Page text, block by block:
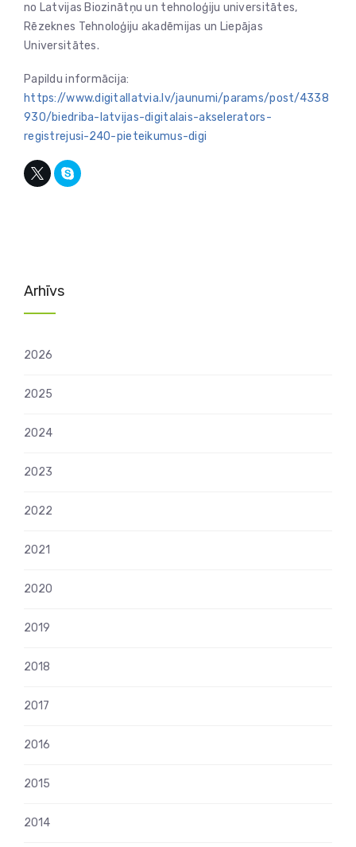
no Latvijas Biozinātņu un tehnoloģiju universitātes,
Rēzeknes Tehnoloģiju akadēmijas un Liepājas
Universitātes.
Papildu informācija:
https://www.digitallatvia.lv/jaunumi/params/post/4338
930/biedriba-latvijas-digitalais-akselerators-
registrejusi-240-pieteikumus-digi
Arhīvs
2026
2025
2024
2023
2022
2021
2020
2019
2018
2017
2016
2015
2014